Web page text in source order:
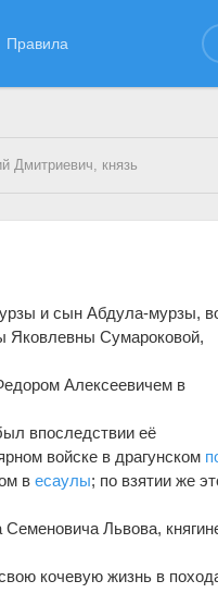
Правила
Дмитриевич, князь
и сын Абдула-мурзы,
Яковлевны Сумароковой,
Алексеевичем в
впоследствии её
войске в драгунском
весаулы; по взятии же
Семеновича Львова,
кочевую жизнь в